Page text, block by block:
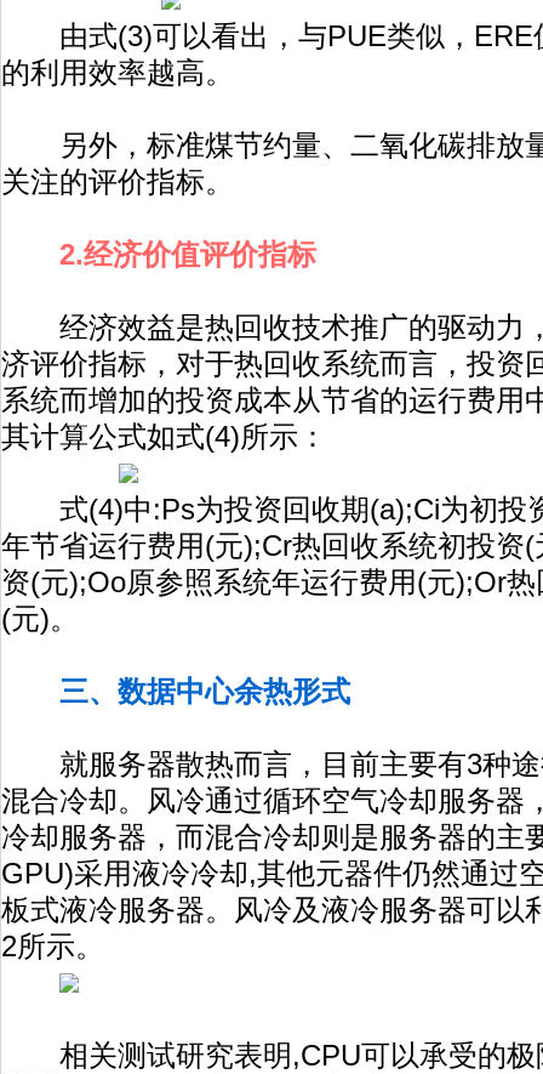
由式(3)可以看出，与PUE类似，ERE
的利用效率越高。
另外，标准煤节约量、二氧化碳排放
关注的评价指标。
2.经济价值评价指标
经济效益是热回收技术推广的驱动力
济评价指标，对于热回收系统而言，投资
系统而增加的投资成本从节省的运行费用
其计算公式如式(4)所示：
式(4)中:Ps为投资回收期(a);Ci为初投
年节省运行费用(元);Cr热回收系统初投资
资(元);Oo原参照系统年运行费用(元);Or
(元)。
三、数据中心余热形式
就服务器散热而言，目前主要有3种途
混合冷却。风冷通过循环空气冷却服务器
冷却服务器，而混合冷却则是服务器的主
GPU)采用液冷冷却,其他元器件仍然通过
板式液冷服务器。风冷及液冷服务器可以
2所示。
相关测试研究表明,CPU可以承受的极